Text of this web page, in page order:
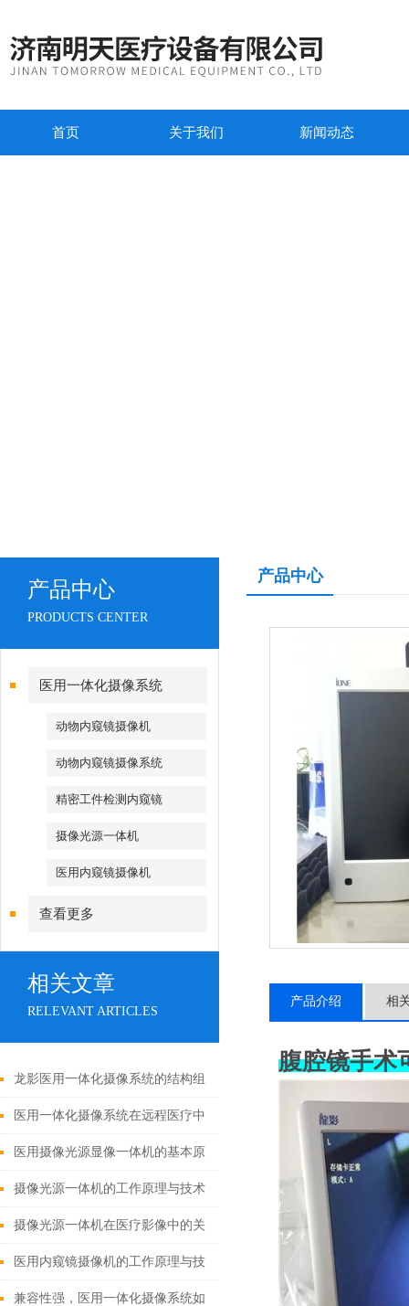
首页 关于我们 新闻动态
产品中心
PRODUCTS CENTER
医用一体化摄像系统
动物内窥镜摄像机
动物内窥镜摄像系统
精密工件检测内窥镜
摄像光源一体机
医用内窥镜摄像机
查看更多
相关文章
RELEVANT ARTICLES
龙影医用一体化摄像系统的结构组
成与功能优势
医用一体化摄像系统在远程医疗中
的应用
医用摄像光源显像一体机的基本原
理与构成
摄像光源一体机的工作原理与技术
解析
摄像光源一体机在医疗影像中的关
键作用
医用内窥镜摄像机的工作原理与技
术创新
兼容性强，医用一体化摄像系统如
产品中心
产品介绍 相
腹腔镜手术